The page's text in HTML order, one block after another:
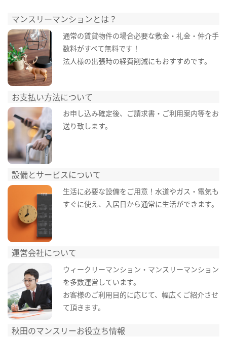
マンスリーマンションとは？
通常の賃貸物件の場合必要な敷金・礼金・仲介手
数料がすべて無料です！
法人様の出張時の経費削減にもおすすめです。
お支払い方法について
お申し込み確定後、ご請求書・ご利用案内等をお
送り致します。
設備とサービスについて
生活に必要な設備をご用意！水道やガス・電気も
すぐに使え、入居日から通常に生活ができます。
運営会社について
ウィークリーマンション・マンスリーマンション
を多数運営しています。
お客様のご利用目的に応じて、幅広くご紹介させ
て頂きます。
秋田のマンスリーお役立ち情報